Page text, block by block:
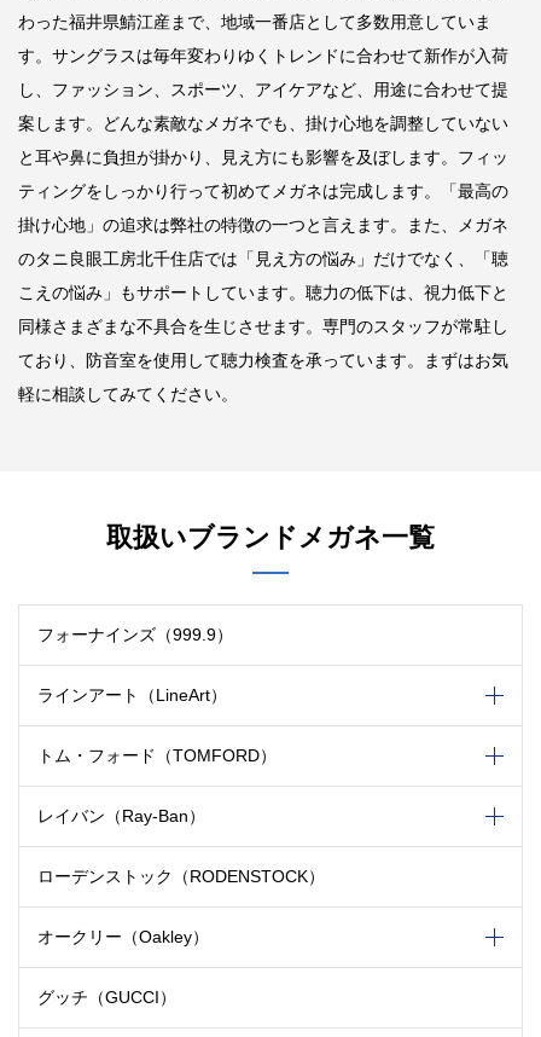
わった福井県鯖江産まで、地域一番店として多数用意していま
す。サングラスは毎年変わりゆくトレンドに合わせて新作が入荷
し、ファッション、スポーツ、アイケアなど、用途に合わせて提
案します。どんな素敵なメガネでも、掛け心地を調整していない
と耳や鼻に負担が掛かり、見え方にも影響を及ぼします。フィッ
ティングをしっかり行って初めてメガネは完成します。「最高の
掛け心地」の追求は弊社の特徴の一つと言えます。また、メガネ
のタニ良眼工房北千住店では「見え方の悩み」だけでなく、「聴
こえの悩み」もサポートしています。聴力の低下は、視力低下と
同様さまざまな不具合を生じさせます。専門のスタッフが常駐し
ており、防音室を使用して聴力検査を承っています。まずはお気
軽に相談してみてください。
取扱いブランドメガネ一覧
フォーナインズ（999.9）
ラインアート（LineArt）
トム・フォード（TOMFORD）
レイバン（Ray-Ban）
ローデンストック（RODENSTOCK）
オークリー（Oakley）
グッチ（GUCCI）